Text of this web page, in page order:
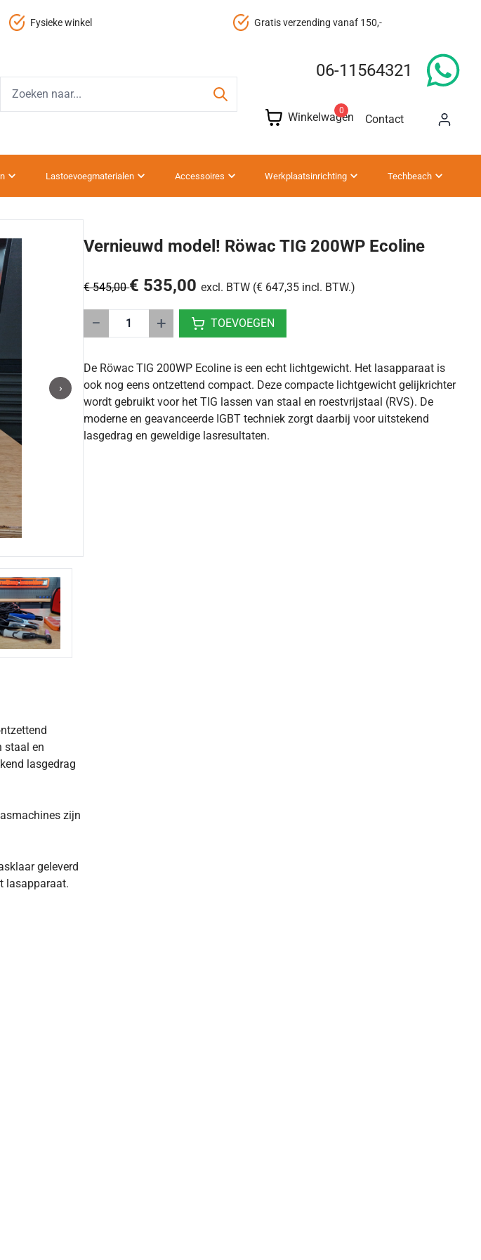
Fysieke winkel Gratis verzending vanaf 150,-
06-11564321
Winkelwagen
0
Contact
Lastoevoegmaterialen Accessoires Werkplaatsinrichting Techbeach
›
staal en
lasgedrag
zijn
geleverd
lasapparaat.
Vernieuwd model! Röwac TIG 200WP Ecoline
€ 545,00€ 535,00excl. BTW (€ 647,35 incl. BTW.)
− + TOEVOEGEN
De Röwac TIG 200WP Ecoline is een echt lichtgewicht. Het lasapparaat is
ook nog eens ontzettend compact. Deze compacte lichtgewicht gelijkrichter
wordt gebruikt voor het TIG lassen van staal en roestvrijstaal (RVS). De
moderne en geavanceerde IGBT techniek zorgt daarbij voor uitstekend
lasgedrag en geweldige lasresultaten.